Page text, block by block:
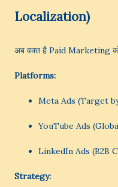
Localization)
अब वक्त है Paid Marketing
Platforms:
Meta Ads (Target
YouTube Ads
LinkedIn Ads (B2B
Strategy: